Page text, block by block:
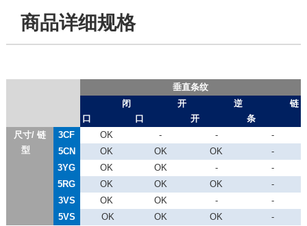
商品详细规格
垂直条纹
闭
口
开
口
逆
开
链
条
尺寸/ 链
型
3CF OK - -
-
5CN
OK OK OK
-
3YG
OK OK -
-
5RG
OK OK OK
-
3VS OK OK -
-
5VS
OK OK OK -